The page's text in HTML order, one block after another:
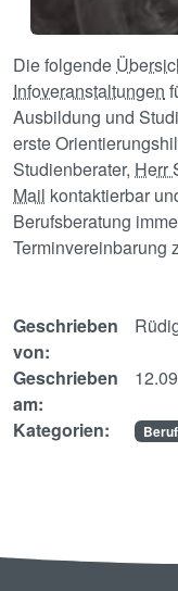
Die folgende
Infoveranstaltungen
Ausbildung und
erste
Studienberater, Herr
Mail kontaktierbar
Berufsberatung
Terminvereinbarung
Geschrieben
von:
Geschrieben
am:
Kategorien: